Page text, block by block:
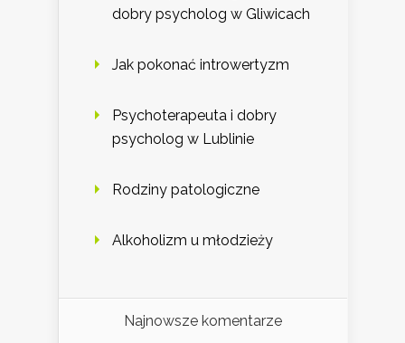
dobry psycholog w Gliwicach
Jak pokonać introwertyzm
Psychoterapeuta i dobry
psycholog w Lublinie
Rodziny patologiczne
Alkoholizm u młodzieży
Najnowsze komentarze